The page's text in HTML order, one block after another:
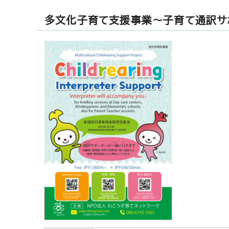
多文化子育て支援事業～子育て通訳サ